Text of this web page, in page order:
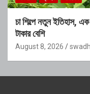
চা শিল্পে নতুন ইতিহাস,
টাকার বেশি
August 8, 2026